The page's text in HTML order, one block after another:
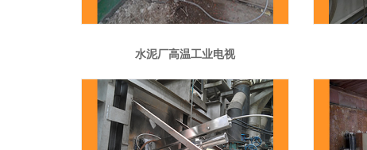
水泥厂高温工业电视